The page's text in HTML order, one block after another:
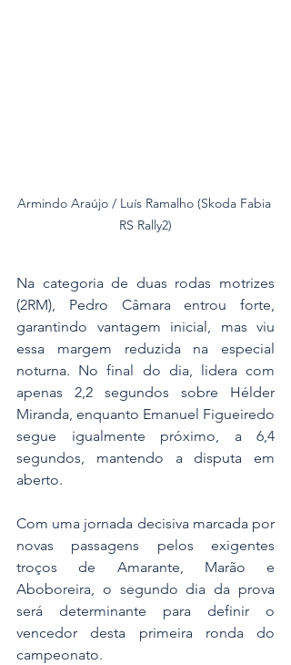
Armindo Araújo / Luís Ramalho (Skoda Fabia
RS Rally2)
Na categoria de duas rodas motrizes
(2RM), Pedro Câmara entrou forte,
garantindo vantagem inicial, mas viu
essa margem reduzida na especial
noturna. No final do dia, lidera com
apenas 2,2 segundos sobre Hélder
Miranda, enquanto Emanuel Figueiredo
segue igualmente próximo, a 6,4
segundos, mantendo a disputa em
aberto.
Com uma jornada decisiva marcada por
novas passagens pelos exigentes
troços de Amarante, Marão e
Aboboreira, o segundo dia da prova
será determinante para definir o
vencedor desta primeira ronda do
campeonato.